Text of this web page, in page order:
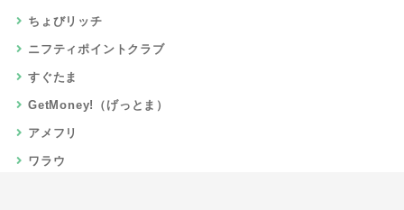
ちょびリッチ
ニフティポイントクラブ
すぐたま
GetMoney!（げっとま）
アメフリ
ワラウ